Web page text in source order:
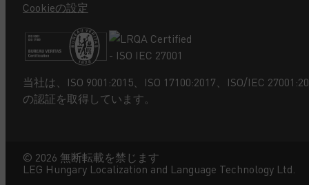
Cookieの設定
当社は、ISO 9001:2015、ISO 17100:2017、ISO/IEC
の認証を取得しています。
© 2026 無断転載を禁じます
LEG Hungary Localization and Language Technology Ltd.